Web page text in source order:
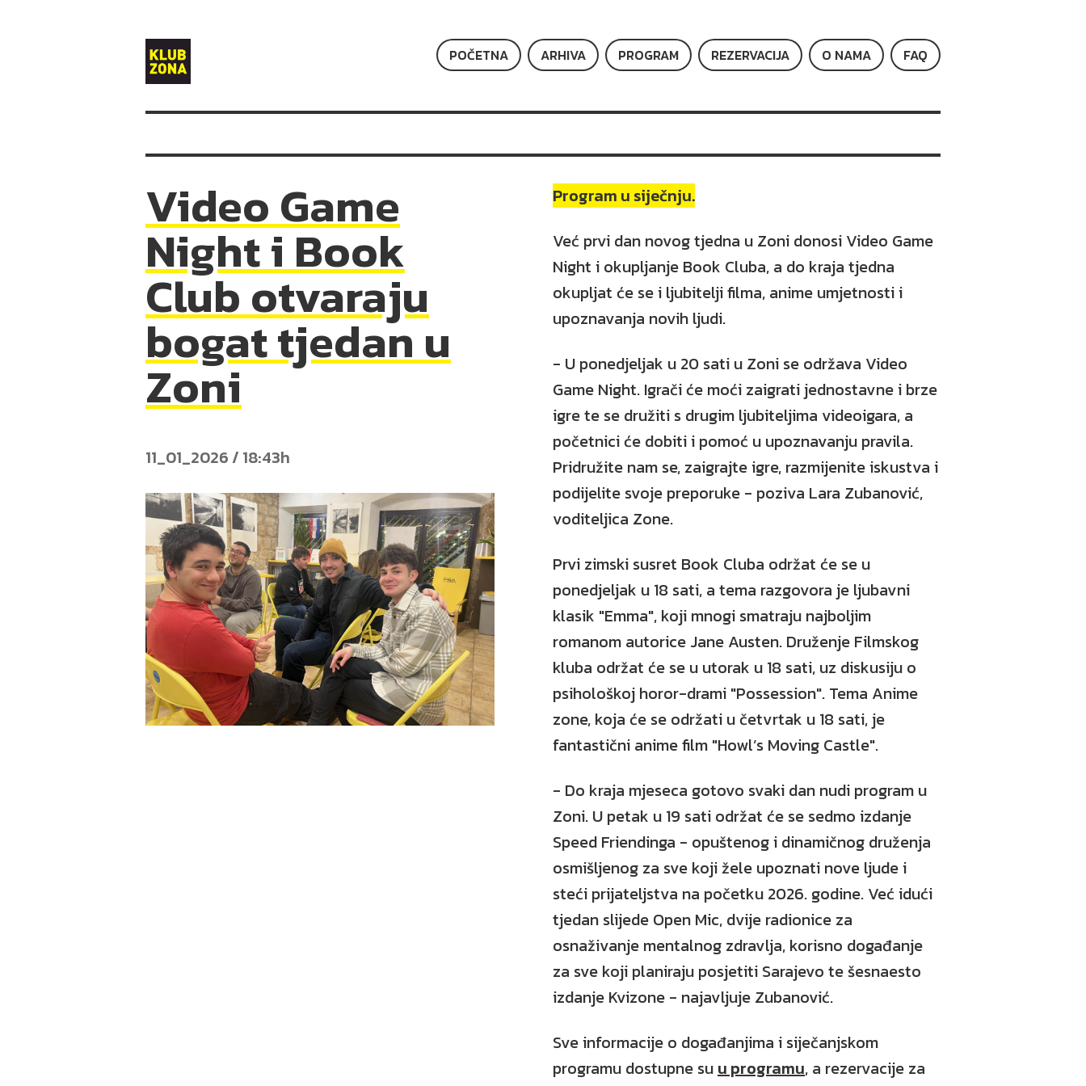
Klub
Zona
FAQ
O NAMA
REZERVACIJA
PROGRAM
ARHIVA
POČETNA
Video Game
Night i Book
Club otvaraju
bogat tjedan u
Zoni
11_01_2026 / 18:43h
Program u siječnju.
Već prvi dan novog tjedna u Zoni donosi Video Game
Night i okupljanje Book Cluba, a do kraja tjedna
okupljat će se i ljubitelji filma, anime umjetnosti i
upoznavanja novih ljudi.
- U ponedjeljak u 20 sati u Zoni se održava Video
Game Night. Igrači će moći zaigrati jednostavne i brze
igre te se družiti s drugim ljubiteljima videoigara, a
početnici će dobiti i pomoć u upoznavanju pravila.
Pridružite nam se, zaigrajte igre, razmijenite iskustva i
podijelite svoje preporuke - poziva Lara Zubanović,
voditeljica Zone.
Prvi zimski susret Book Cluba održat će se u
ponedjeljak u 18 sati, a tema razgovora je ljubavni
klasik "Emma", koji mnogi smatraju najboljim
romanom autorice Jane Austen. Druženje Filmskog
kluba održat će se u utorak u 18 sati, uz diskusiju o
psihološkoj horor-drami "Possession". Tema Anime
zone, koja će se održati u četvrtak u 18 sati, je
fantastični anime film "Howl’s Moving Castle".
- Do kraja mjeseca gotovo svaki dan nudi program u
Zoni. U petak u 19 sati održat će se sedmo izdanje
Speed Friendinga - opuštenog i dinamičnog druženja
osmišljenog za sve koji žele upoznati nove ljude i
steći prijateljstva na početku 2026. godine. Već idući
tjedan slijede Open Mic, dvije radionice za
osnaživanje mentalnog zdravlja, korisno događanje
za sve koji planiraju posjetiti Sarajevo te šesnaesto
izdanje Kvizone - najavljuje Zubanović.
Sve informacije o događanjima i siječanjskom
programu dostupne suu programu, a rezervacije za